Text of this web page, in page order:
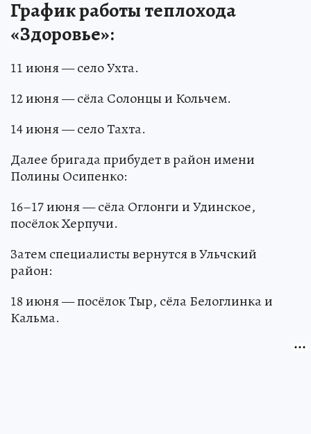
График работы теплохода
«Здоровье»:
11 июня — село Ухта.
12 июня — сёла Солонцы и Кольчем.
14 июня — село Тахта.
Далее бригада прибудет в район имени
Полины Осипенко:
16–17 июня — сёла Оглонги и Удинское,
посёлок Херпучи.
Затем специалисты вернутся в Ульчский
район:
18 июня — посёлок Тыр, сёла Белоглинка и
Кальма.